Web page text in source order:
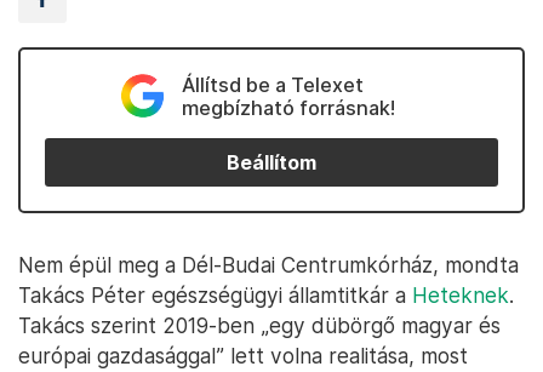
Állítsd be a Telexet
megbízható forrásnak!
Beállítom
Nem épül meg a Dél-Budai Centrumkórház, mondta
Takács Péter egészségügyi államtitkár a Heteknek.
Takács szerint 2019-ben „egy dübörgő magyar és
európai gazdasággal” lett volna realitása, most